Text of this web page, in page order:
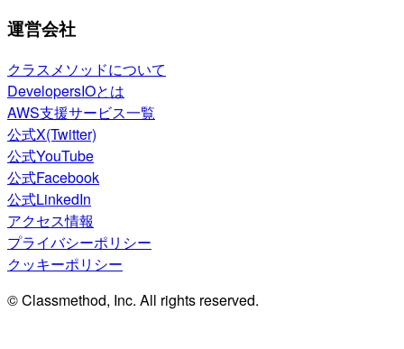
運営会社
クラスメソッドについて
DevelopersIOとは
AWS支援サービス一覧
公式X(Twitter)
公式YouTube
公式Facebook
公式LinkedIn
アクセス情報
プライバシーポリシー
クッキーポリシー
© Classmethod, Inc. All rights reserved.